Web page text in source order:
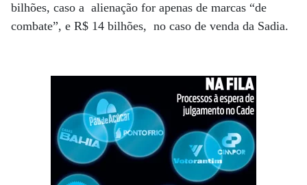
bilhões, caso a alienação for apenas de marcas “de
combate”, e R$ 14 bilhões, no caso de venda da Sadia.